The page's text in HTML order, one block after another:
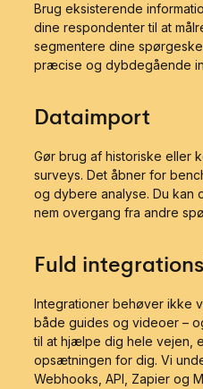
Brug eksisterende
dine respondenter til at
segmentere dine
præcise og dybdegående
Dataimport
Gør brug af historiske eller
surveys. Det åbner for
og dybere analyse. Du kan
nem overgang fra andre
Fuld
Integrationer behøver ikke
både guides og videoer –
til at hjælpe dig hele vejen,
opsætningen for dig. Vi
Webhooks, API, Zapier og